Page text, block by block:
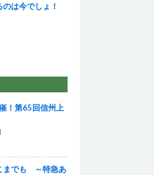
は今でしょ！
！第65回信州上
までも ～特急あ